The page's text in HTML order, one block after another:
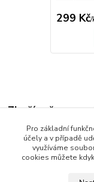
299 Kč/
Zboží zařazeno
Dětské oblečení
Dětské bundy a
Pro základní
účely a v případě
využíváme
cookies můžete